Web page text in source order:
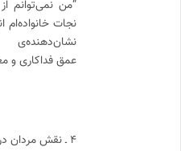
“من نمی‌توانم
نشان‌دهنده‌ی
عمق فداکاری
۴ ـ نقش مردان در روسپیگری سونیا و کنیزو